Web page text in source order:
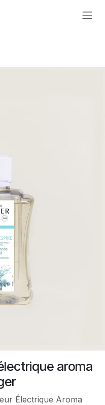
aroma
Électrique Aroma